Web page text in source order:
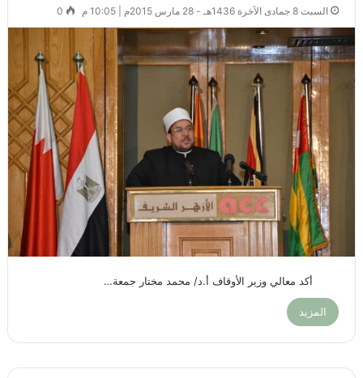
السبت 8 جمادى الآخرة 1436هـ - 28 مارس 2015م | 10:05 م 0
أكد معالي وزير الأوقاف أ.د/ محمد مختار جمعة…
المزيد